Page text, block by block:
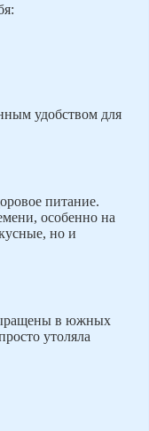
удобством для
питание.
особенно на
но и
в южных
утоляла